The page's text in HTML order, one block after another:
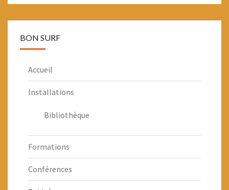
BON SURF
Accueil
Installations
Bibliothèque
Formations
Conférences